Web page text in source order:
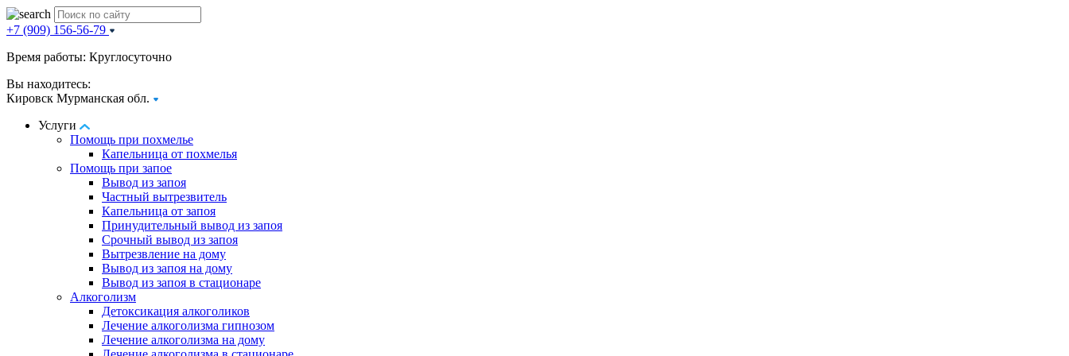
+7 (909) 156-56-79
Время работы: Круглосуточно
Вы находитесь:
Кировск Мурманская обл.
Услуги
Помощь при похмелье
Капельница от похмелья
Помощь при запое
Вывод из запоя
Частный вытрезвитель
Капельница от запоя
Принудительный вывод из запоя
Срочный вывод из запоя
Вытрезвление на дому
Вывод из запоя на дому
Вывод из запоя в стационаре
Алкоголизм
Детоксикация алкоголиков
Лечение алкоголизма гипнозом
Лечение алкоголизма на дому